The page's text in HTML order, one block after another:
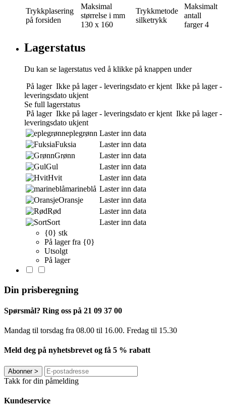
Trykkplasering
på forsiden
Maksimal
størrelse i mm
130 x 160
Trykkmetode
silketrykk
Maksimalt
antall
farger 4
Lagerstatus
Du kan se lagerstatus ved å klikke på knappen under
På lager Ikke på lager - leveringsdato er kjent Ikke på lager -
leveringsdato ukjent
Se full lagerstatus
På lager Ikke på lager - leveringsdato er kjent Ikke på lager -
leveringsdato ukjent
eplegrønn Laster inn data
Fuksia
Laster inn data
Grønn
Laster inn data
Gul
Laster inn data
Hvit
Laster inn data
marineblå Laster inn data
Oransje
Laster inn data
Rød
Laster inn data
Sort
Laster inn data
{0} stk
På lager fra {0}
Utsolgt
På lager
Din prisberegning
Spørsmål? Ring oss på 21 09 37 00
Mandag til torsdag ​​fra 08.00 til 16.00. Fredag til 15.30
Meld deg på nyhetsbrevet og få 5 % rabatt
Abonner>
Takk for din påmelding
Kundeservice